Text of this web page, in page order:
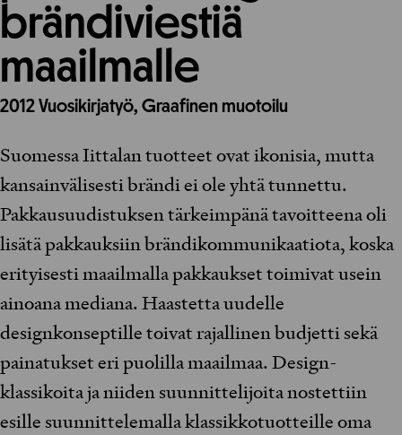
brändiviestiä
maailmalle
2012Vuosikirjatyö, Graafinen muotoilu
Suomessa Iittalan tuotteet ovat ikonisia, mutta
kansainvälisesti brändi ei ole yhtä tunnettu.
Pakkausuudistuksen tärkeimpänä tavoitteena oli
lisätä pakkauksiin brändikommunikaatiota, koska
erityisesti maailmalla pakkaukset toimivat usein
ainoana mediana. Haastetta uudelle
designkonseptille toivat rajallinen budjetti sekä
painatukset eri puolilla maailmaa. Design-
klassikoita ja niiden suunnittelijoita nostettiin
esille suunnittelemalla klassikkotuotteille oma